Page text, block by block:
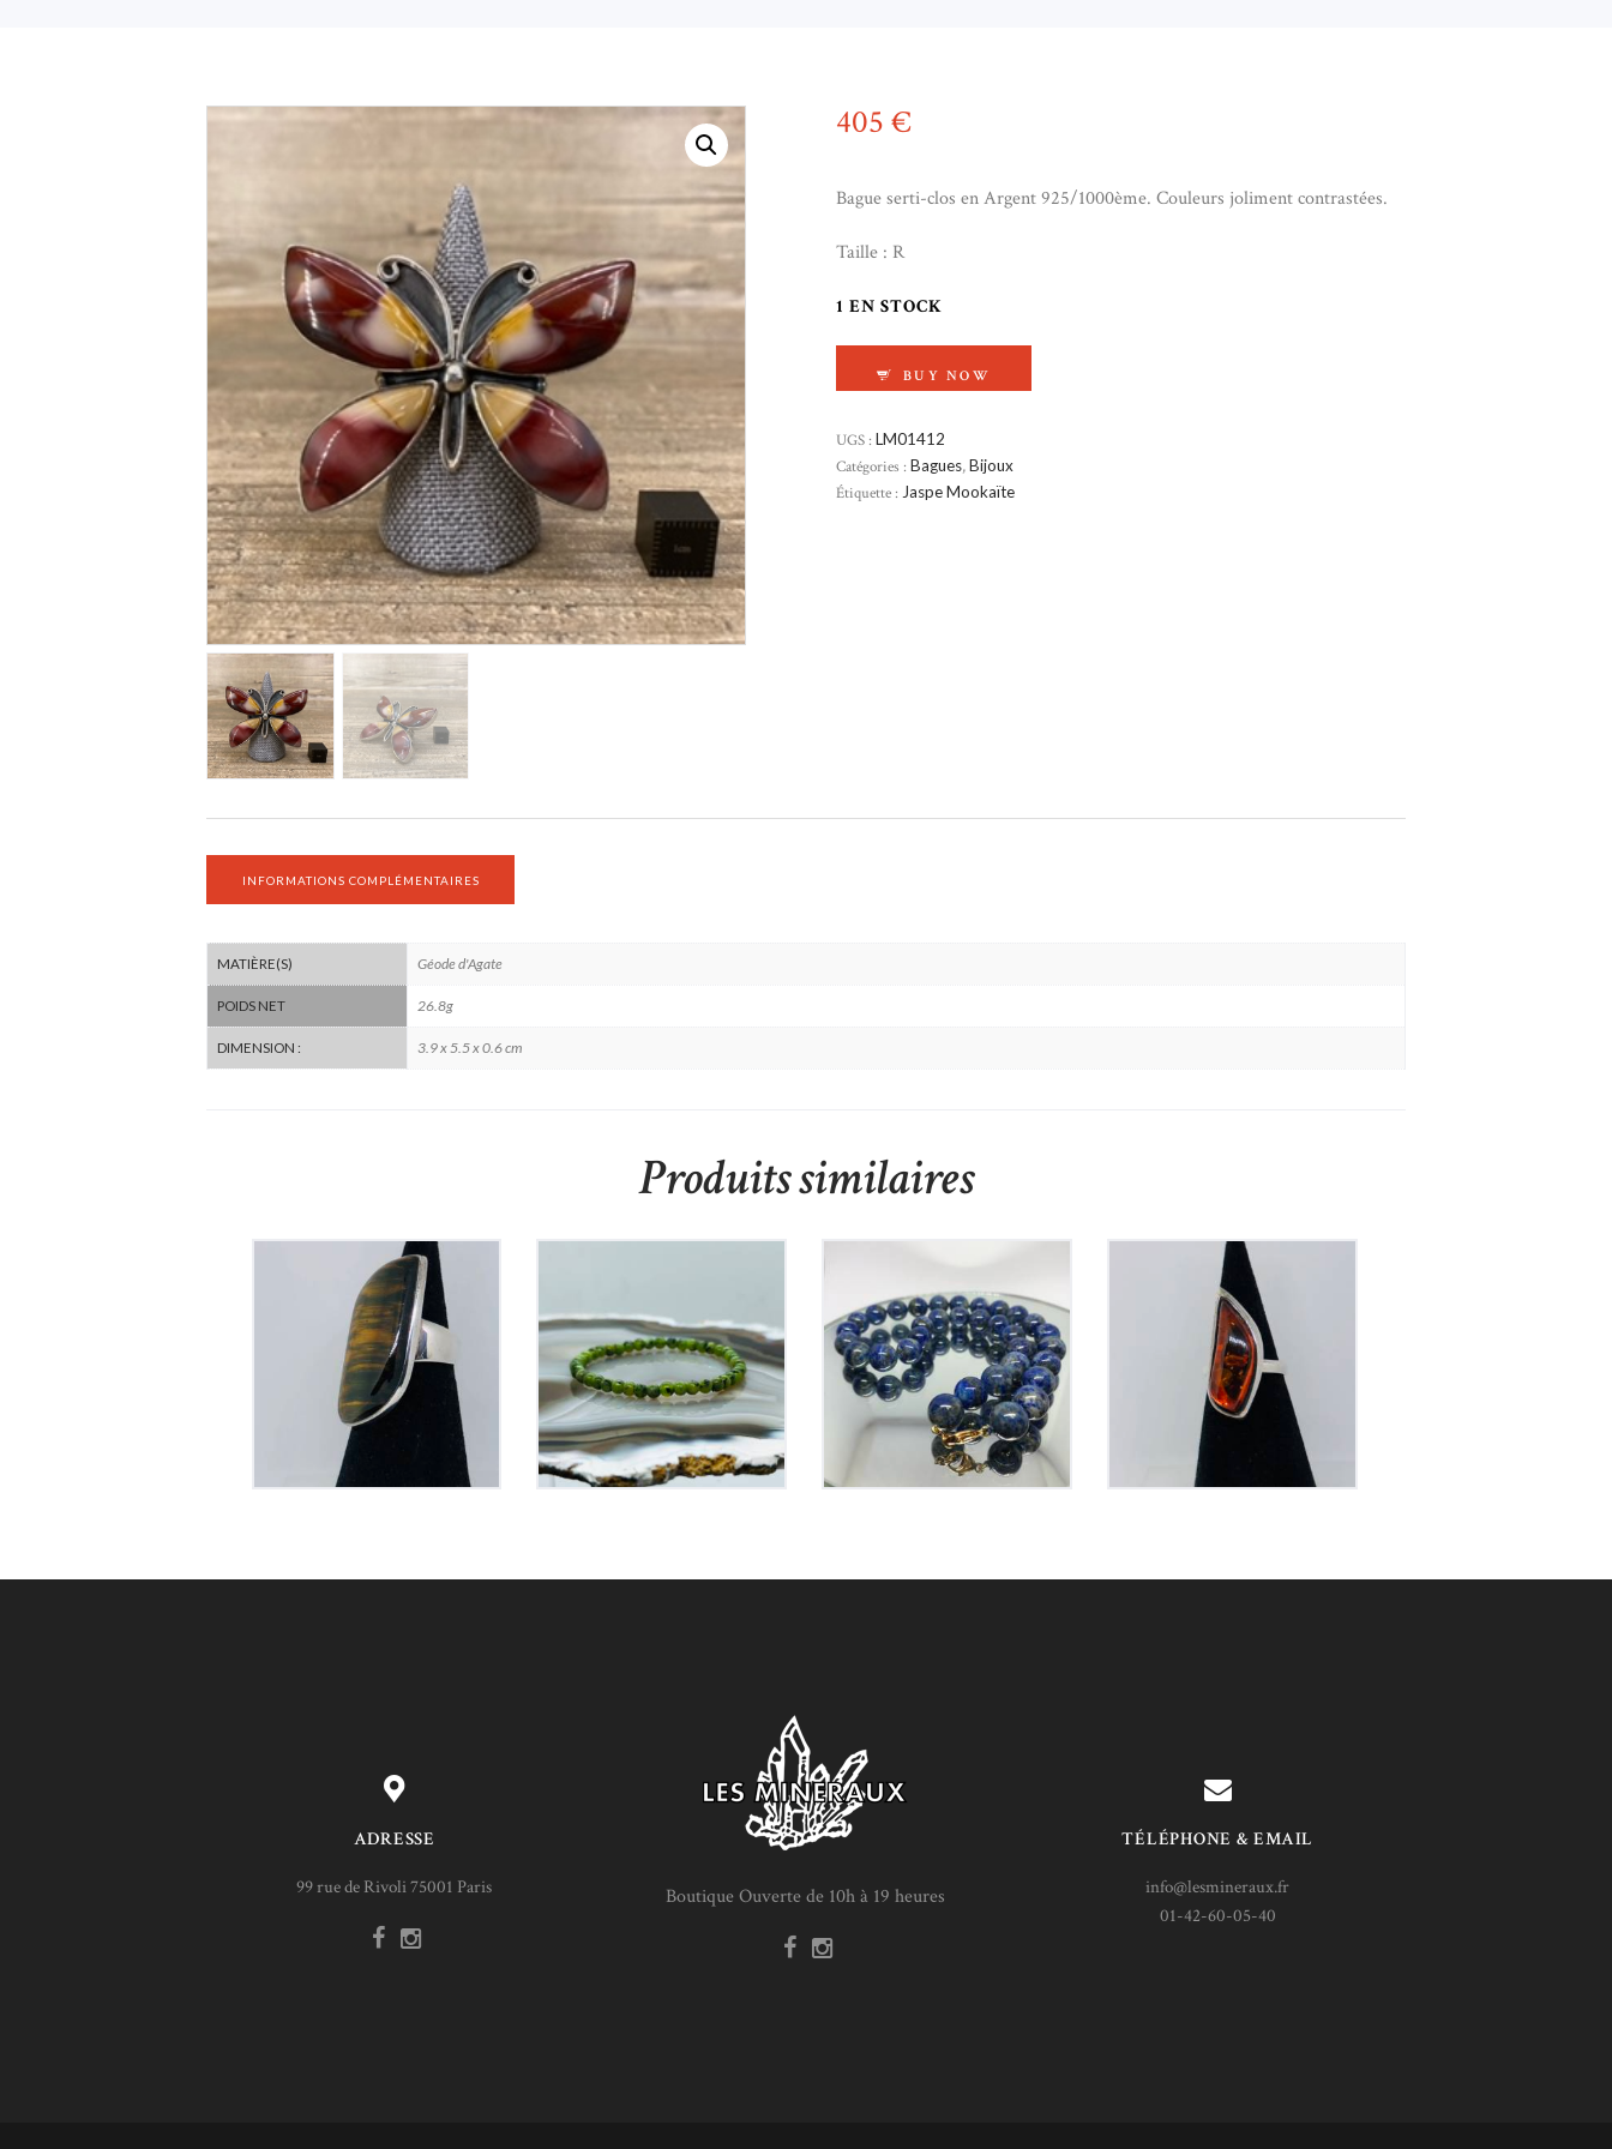
405 €
Bague serti-clos en Argent 925/1000ème. Couleurs joliment contrastées.
Taille : R
1 EN STOCK
BUY NOW
UGS : LM01412
Catégories : Bagues,Bijoux
Étiquette : Jaspe Mookaïte
INFORMATIONS COMPLÉMENTAIRES
MATIÈRE(S) Géode d'Agate
POIDS NET 26.8g
DIMENSION : 3.9 x 5.5 x 0.6 cm
Produits similaires
Bague Oeil de Tigre
sur Argent
125€
Elastique
15€
Collier Lapis Lazuli
175€
Bague Ambre sur
Argent
165€
ADRESSE
99 rue de Rivoli 75001 Paris Boutique Ouverte de 10h à 19 heures
TÉLÉPHONE & EMAIL
info@lesmineraux.fr
01-42-60-05-40